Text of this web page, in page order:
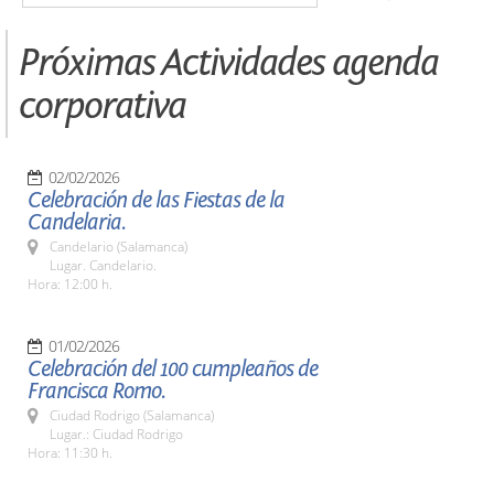
Próximas Actividades agenda
corporativa
02/02/2026
Celebración de las Fiestas de la
Candelaria.
Candelario (Salamanca)
Lugar. Candelario.
Hora: 12:00 h.
01/02/2026
Celebración del 100 cumpleaños de
Francisca Romo.
Ciudad Rodrigo (Salamanca)
Lugar.: Ciudad Rodrigo
Hora: 11:30 h.